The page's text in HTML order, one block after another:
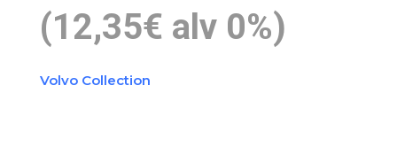
(12,35€ alv 0%)
Volvo Collection